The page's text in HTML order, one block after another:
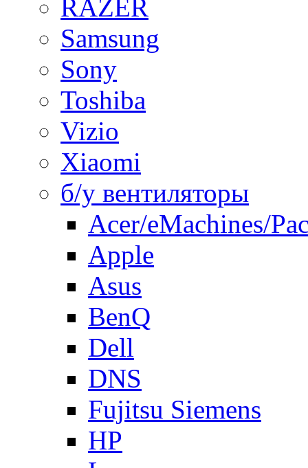
RAZER
Samsung
Sony
Toshiba
Vizio
Xiaomi
б/у вентиляторы
Acer/eMachines/
Apple
Asus
BenQ
Dell
DNS
Fujitsu Siemens
HP